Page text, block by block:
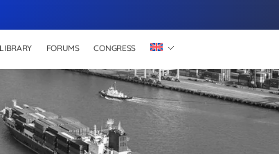
LIBRARY FORUMS CONGRESS